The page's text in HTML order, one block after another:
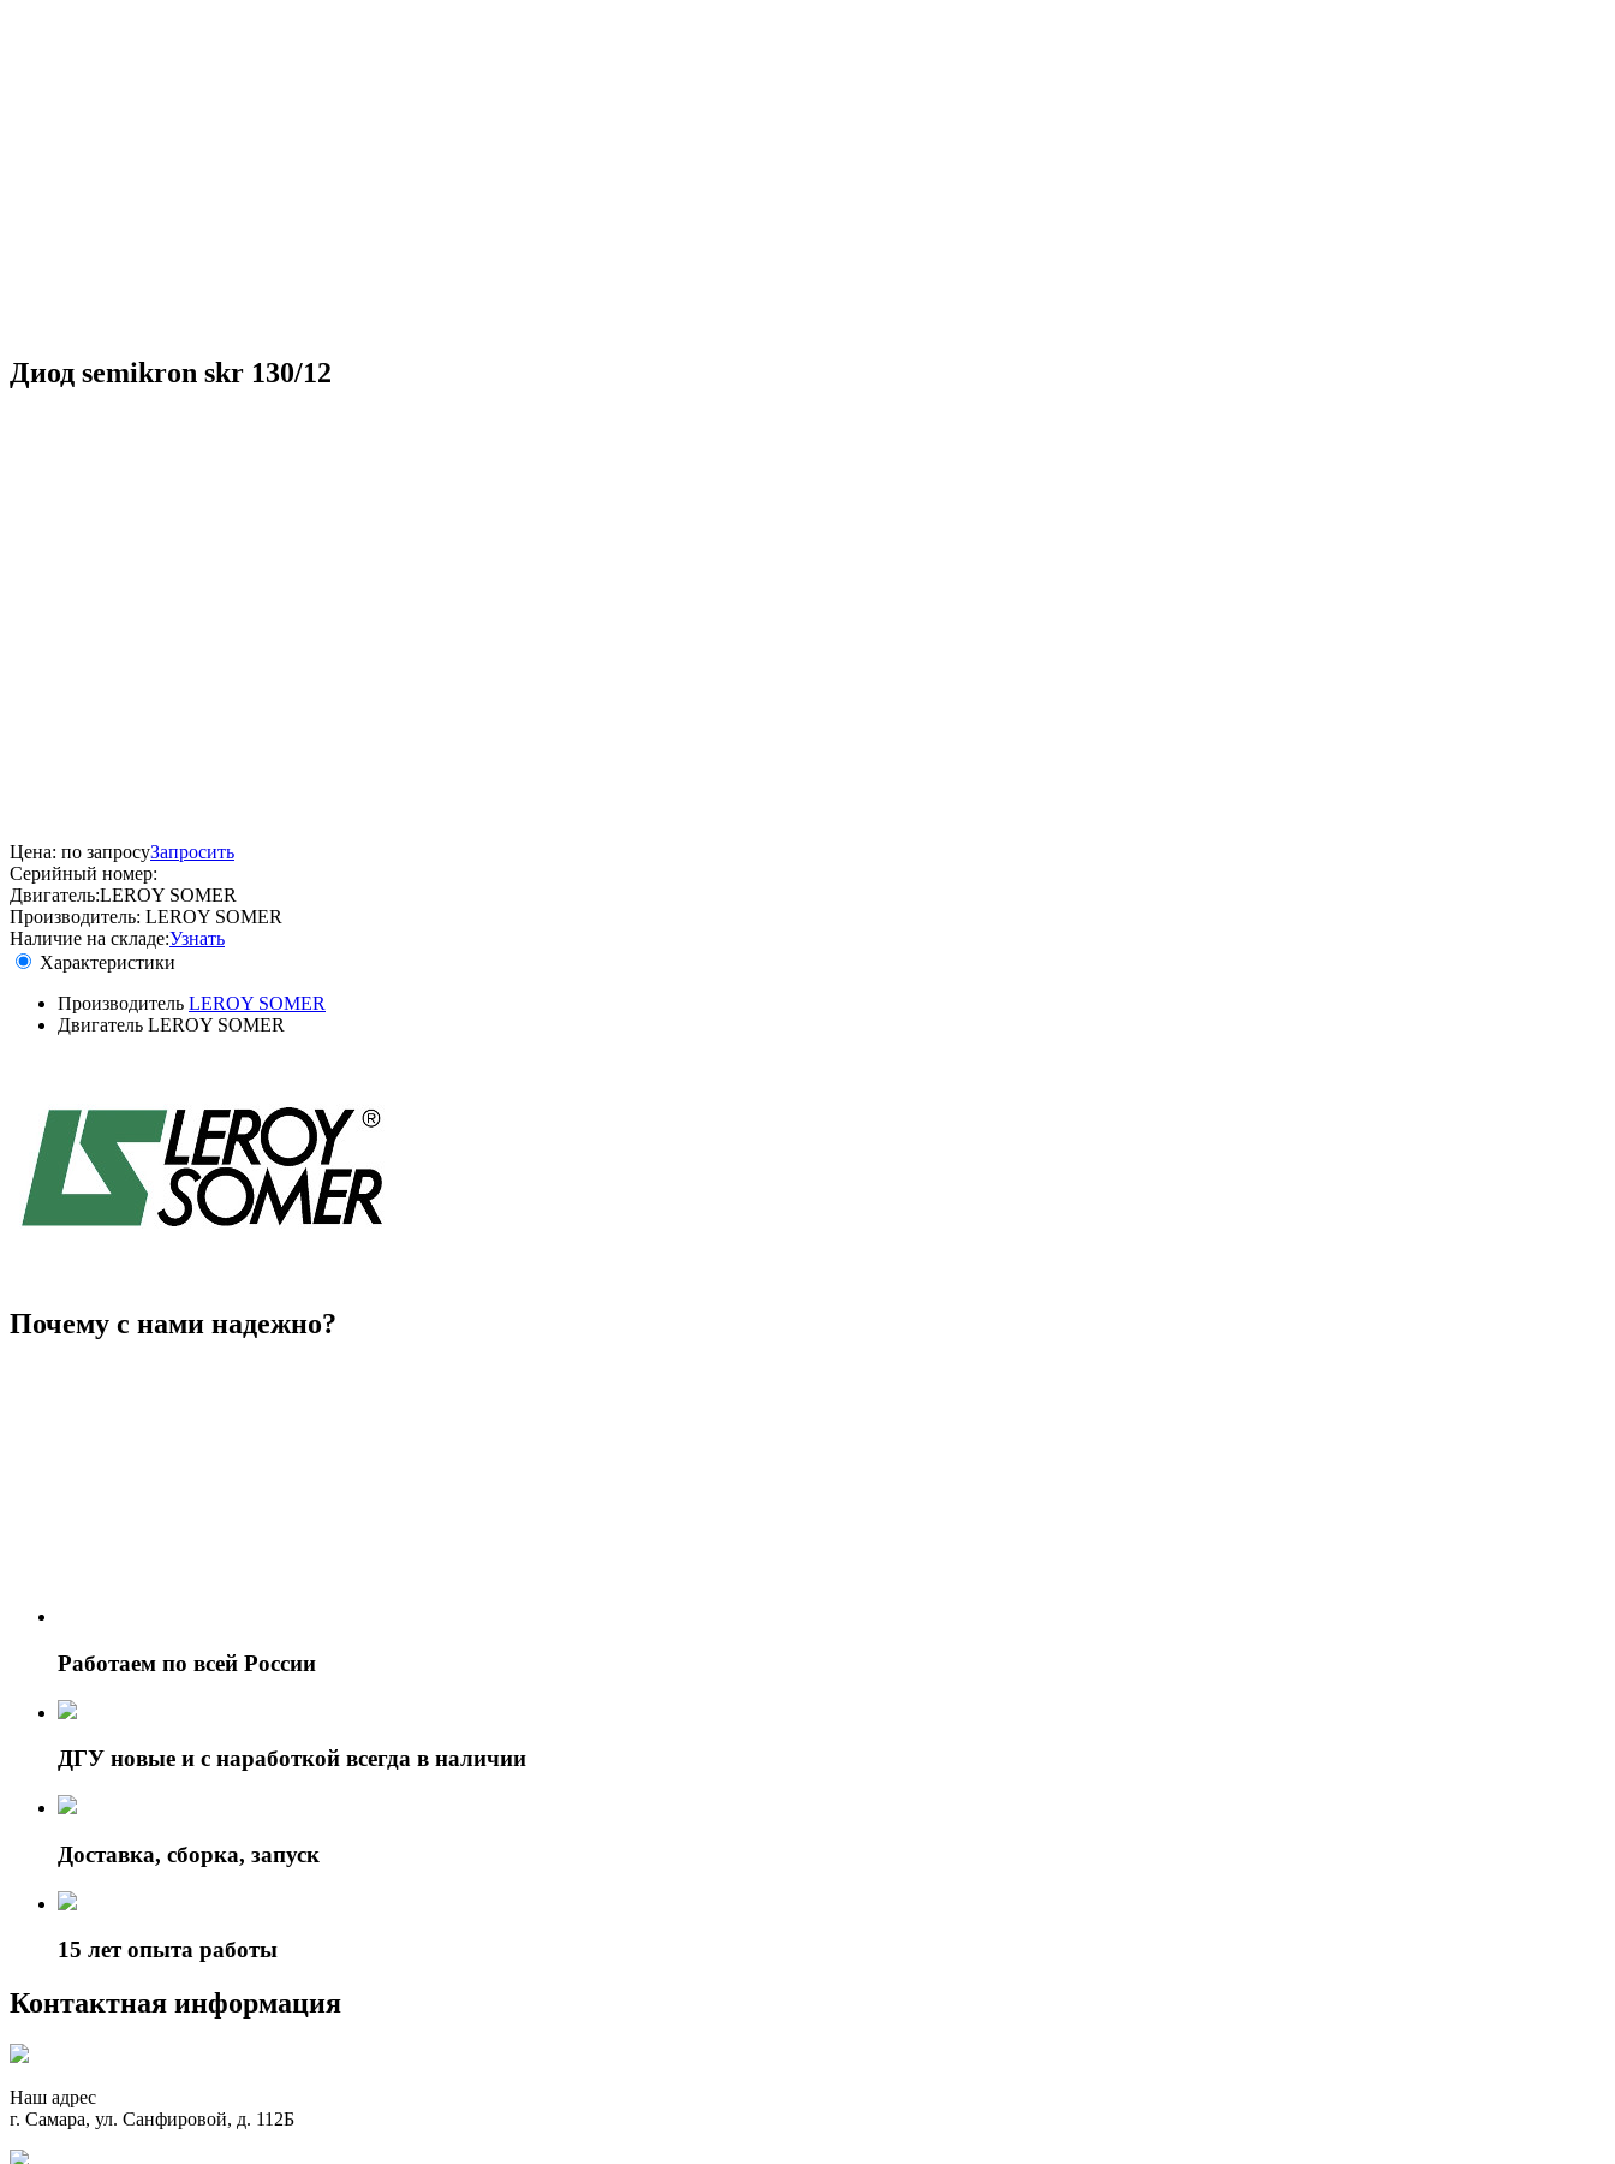
Диод semikron skr 130/12
Цена: по запросуЗапросить
Серийный номер:
Двигатель:LEROY SOMER
Производитель: LEROY SOMER
Наличие на складе:Узнать
Характеристики
Производитель LEROY SOMER
Двигатель LEROY SOMER
Почему с нами надежно?
Работаем по всей России
ДГУ новые и с наработкой всегда в наличии
Доставка, сборка, запуск
15 лет опыта работы
Контактная информация
Наш адрес
г. Самара, ул. Санфировой, д. 112Б